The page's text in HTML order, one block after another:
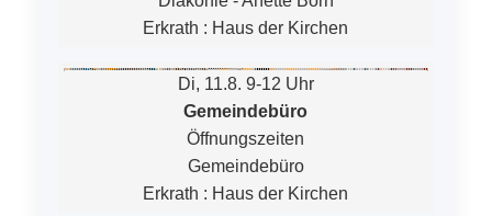
Erkrath : Haus der Kirchen
Di, 11.8. 9-12 Uhr
Gemeindebüro
Öffnungszeiten
Gemeindebüro
Erkrath : Haus der Kirchen